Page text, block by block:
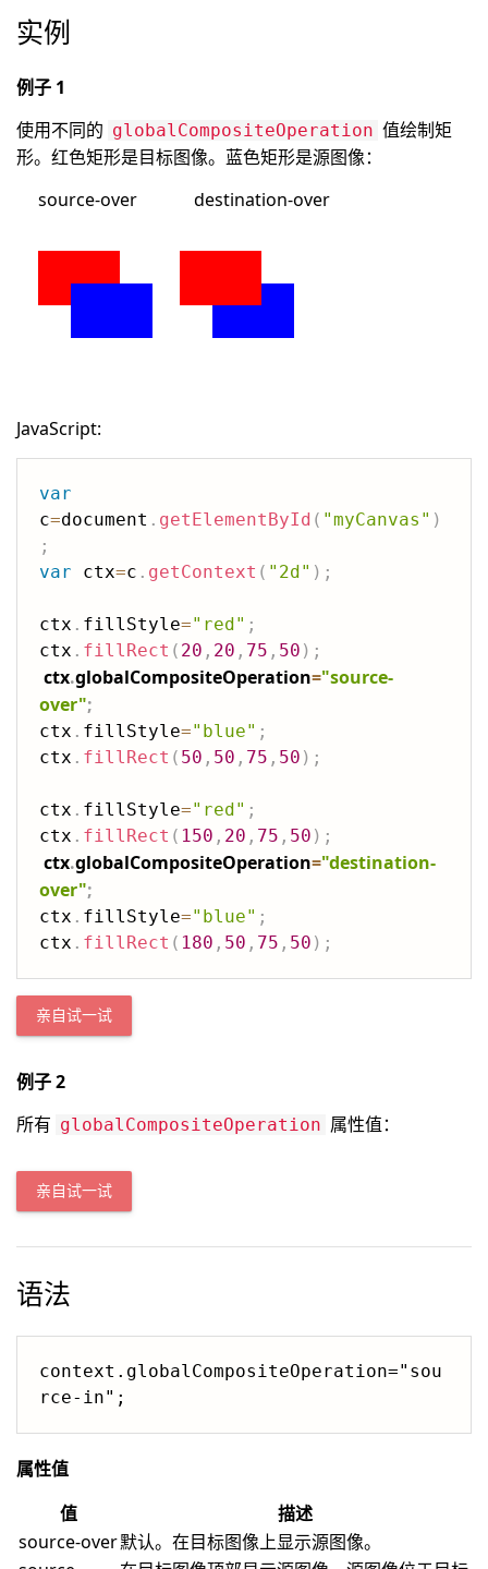
实例
例子 1
使用不同的 globalCompositeOperation 值绘制矩
形。红色矩形是目标图像。蓝色矩形是源图像：
source-over destination-over
JavaScript:
var
c=document . getElementById ( "myCanvas" )
;
var ctx=c . getContext ( "2d" ) ;
ctx . fillStyle="red" ;
ctx . fillRect ( 20 , 20 , 75 , 50 ) ;
ctx.globalCompositeOperation="source-
over";
ctx . fillStyle="blue" ;
ctx . fillRect ( 50 , 50 , 75 , 50 ) ;
ctx . fillStyle="red" ;
ctx . fillRect ( 150 , 20 , 75 , 50 ) ;
ctx.globalCompositeOperation="destination-
over";
ctx . fillStyle="blue" ;
ctx . fillRect ( 180 , 50 , 75 , 50 ) ;
亲自试一试
例子 2
所有 globalCompositeOperation 属性值：
亲自试一试
语法
context.globalCompositeOperation="sou
rce-in";
属性值
值
描述
source-over默认。在目标图像上显示源图像。